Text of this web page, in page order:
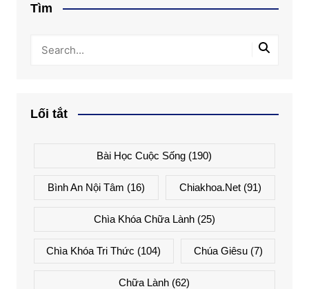
Tìm
Lối tắt
Bài Học Cuộc Sống (190)
Bình An Nội Tâm (16) Chiakhoa.net (91)
Chìa Khóa Chữa Lành(25)
Chìa Khóa Tri Thức (104) Chúa Giêsu(7)
Chữa Lành (62)